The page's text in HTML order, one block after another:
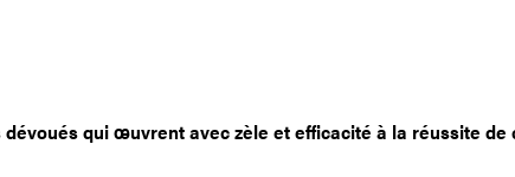
qui œuvrent avec zèle et efficacité à la réussite de